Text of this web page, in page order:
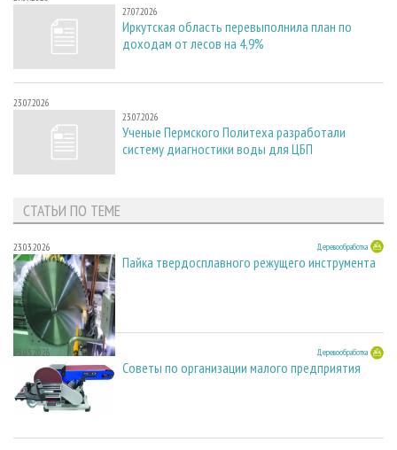
27.07.2026
Иркутская область перевыполнила план по
доходам от лесов на 4,9%
23.07.2026
23.07.2026
Ученые Пермского Политеха разработали
систему диагностики воды для ЦБП
СТАТЬИ ПО ТЕМЕ
23.03.2026 Деревообработка
Пайка твердосплавного режущего инструмента
23.03.2026 Деревообработка
Советы по организации малого предприятия